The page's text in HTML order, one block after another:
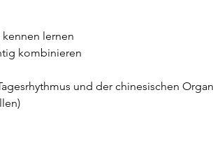
lernen
kombinieren
und der chinesischen